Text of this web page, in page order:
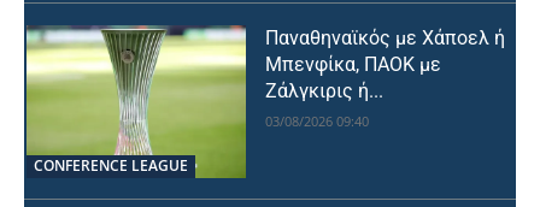
CONFERENCE LEAGUE
Παναθηναϊκός με Χάποελ ή
Μπενφίκα, ΠΑΟΚ με
Ζάλγκιρις ή...
03/08/2026 09:40